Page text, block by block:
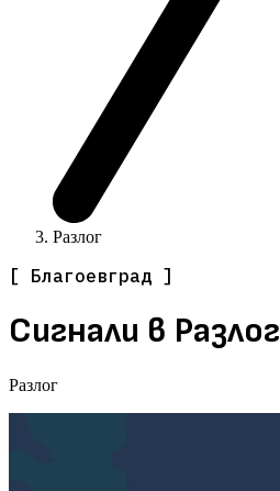
Разлог
[ Благоевград ]
Сигнали в Разлог
Разлог